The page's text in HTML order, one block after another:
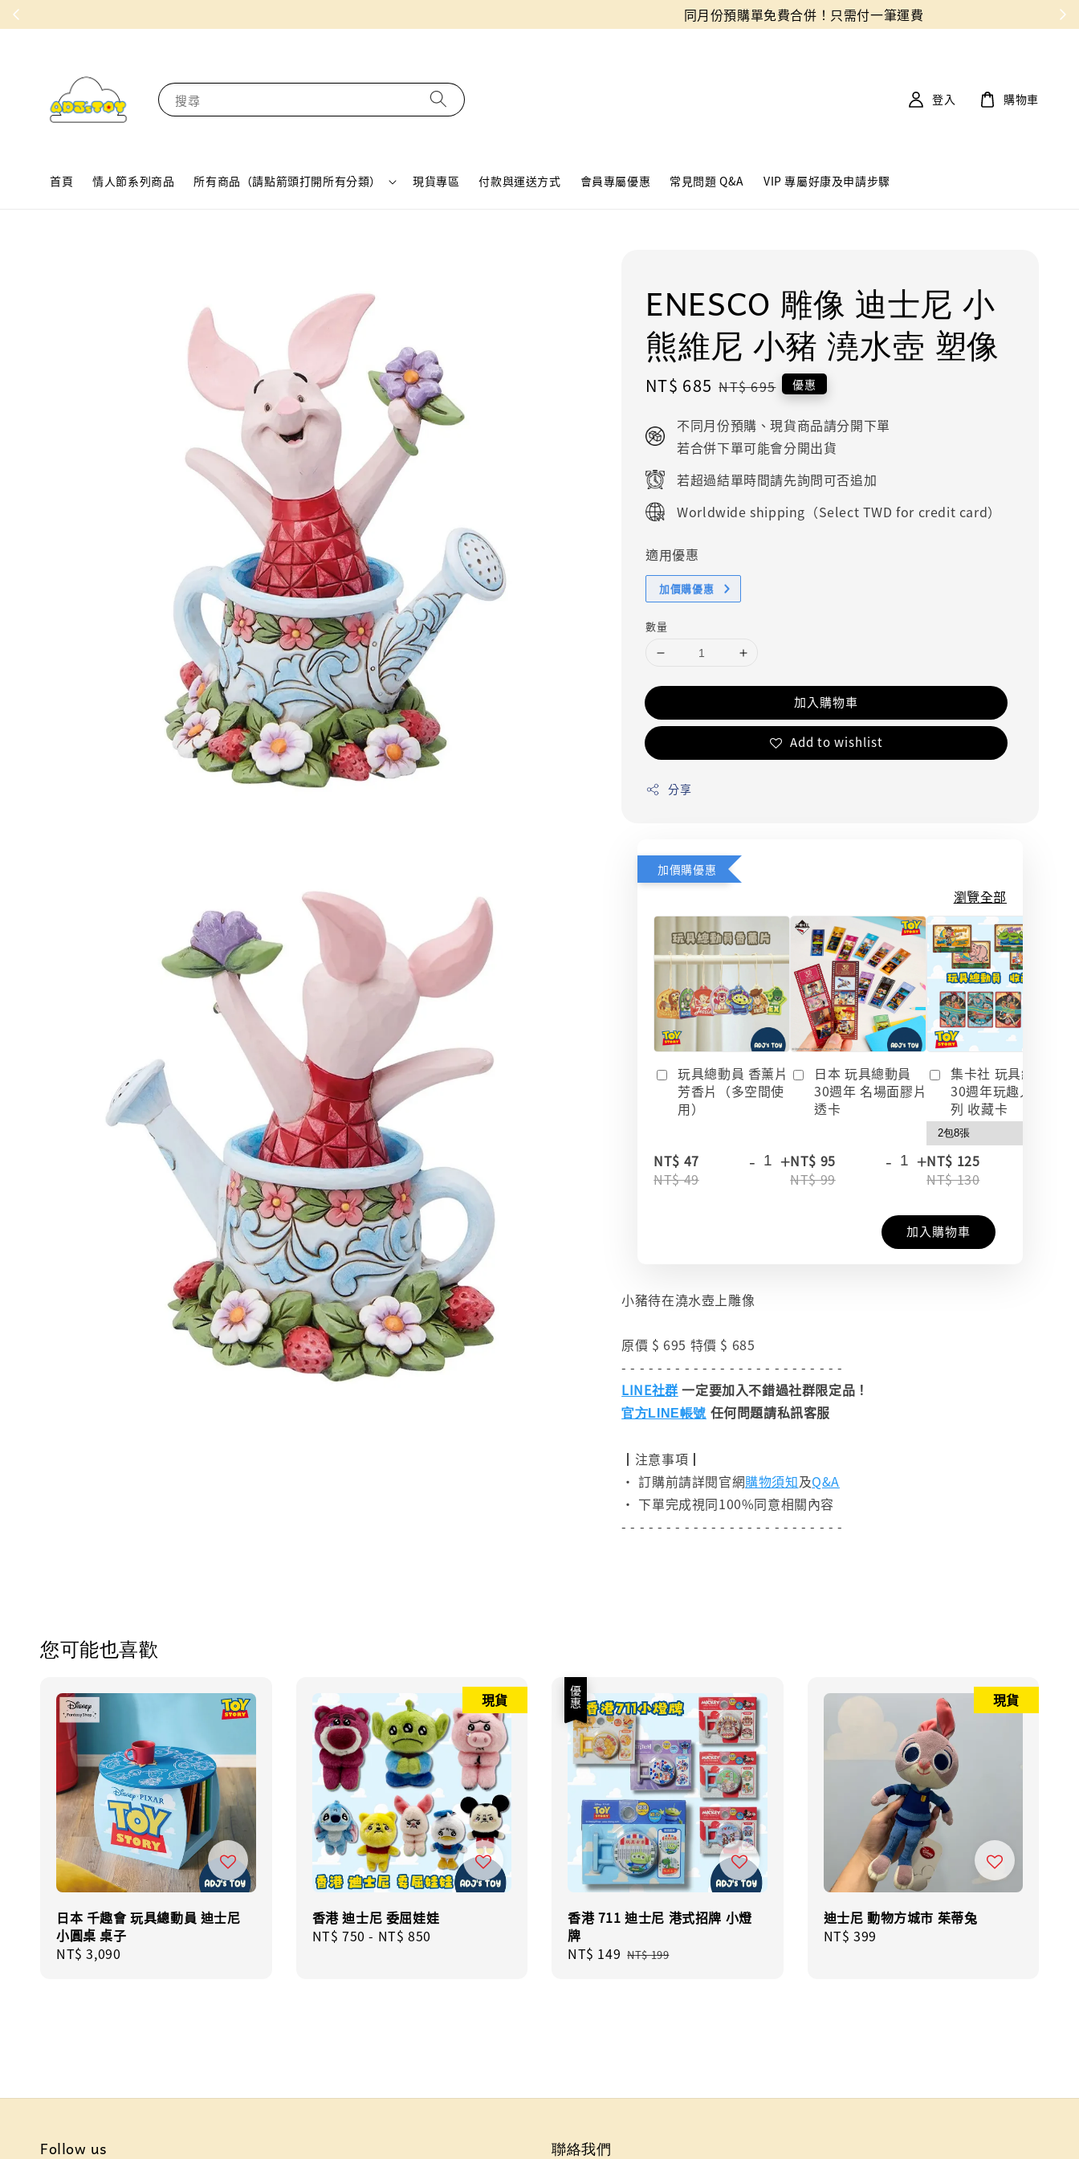
搜尋
首頁 情人節系列商品 所有商品（請點箭頭打開所有分類） 現貨專區 付款與運送方式 會員專屬優惠 常見問題 Q&A VIP 專屬好康及申請步驟
登入 購物車
ENESCO 雕像 迪士尼 小
熊維尼 小豬 澆水壺 塑像
Sale
NT$ 685 Regular
NT$ 695 優惠
不同月份預購、現貨商品請分開下單
若合併下單可能會分開出貨
若超過結單時間請先詢問可否追加
Worldwide shipping（Select TWD for credit card）
適用優惠
加價購優惠
數量
加入購物車
Add to wishlist
分享
加價購優惠
瀏覽全部
玩具總動員 香薰片
芳香片（多空間使
用）
NT$ 47
NT$ 49
- +
日本 玩具總動員
30週年 名場面膠片
透卡
NT$ 95
NT$ 99
- +
集卡社 玩具總動員
30週年玩趣人生系
列 收藏卡
NT$ 125
NT$ 130
加入購物車
小豬待在澆水壺上雕像
原價 $ 695 特價 $ 685
- - - - - - - - - - - - - - - - - - - - - - - - -
LINE社群 一定要加入不錯過社群限定品！
官方LINE帳號 任何問題請私訊客服
┃注意事項┃
• 訂購前請詳閱官網購物須知及Q&A
• 下單完成視同100%同意相關內容
- - - - - - - - - - - - - - - - - - - - - - - - -
您可能也喜歡
日本 千趣會 玩具總動員 迪士尼
小圓桌 桌子
Regular
NT$ 3,090
現貨
香港 迪士尼 委屈娃娃
Regular
NT$ 750 - NT$ 850
優惠
香港 711 迪士尼 港式招牌 小燈
牌
Sale
NT$ 149 Regular
NT$ 199
現貨
迪士尼 動物方城市 茱蒂兔
Regular
NT$ 399
Follow us 聯絡我們